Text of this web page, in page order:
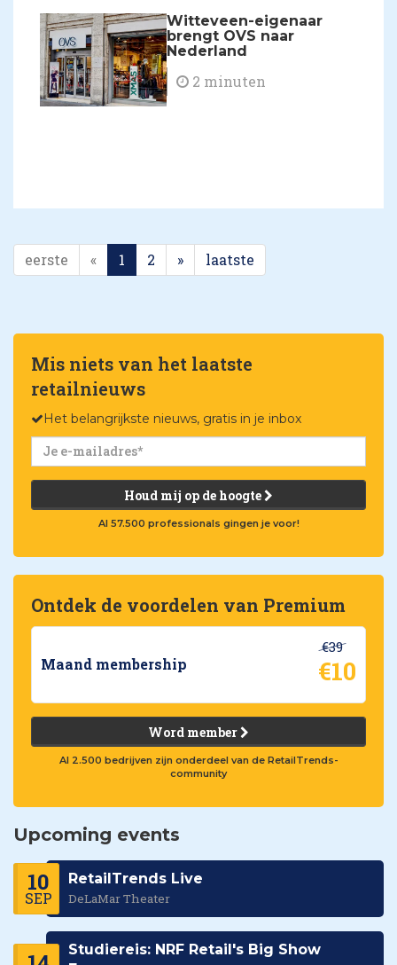
Witteveen-eigenaar
brengt OVS naar
Nederland
2 minuten
eerste « 1 2 » laatste
Mis niets van het laatste
retailnieuws
Het belangrijkste nieuws, gratis in je inbox
Houd mij op de hoogte
Al 57.500 professionals gingen je voor!
Ontdek de voordelen van Premium
Maand membership
€39
€10
Word member
Al 2.500 bedrijven zijn onderdeel van de RetailTrends-
community
Upcoming events
10
SEP
RetailTrends Live
DeLaMar Theater
Studiereis: NRF Retail's Big Show